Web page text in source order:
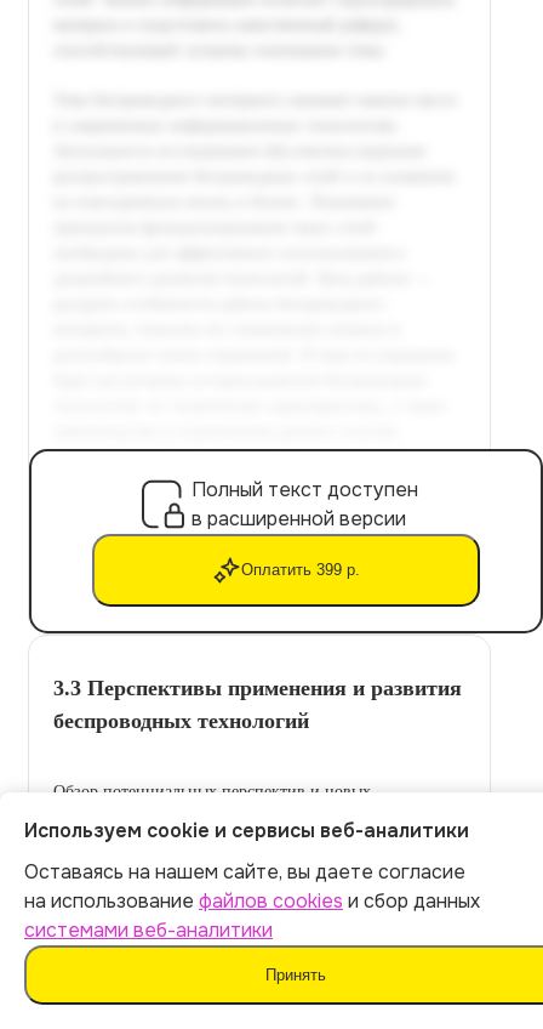
Полный текст доступен
в расширенной версии
Оплатить 399 р.
3.3 Перспективы применения и развития
беспроводных технологий
Обзор потенциальных перспектив и новых
технологий.
Итог:399р.
Оплатить
Используем cookie и сервисы веб-аналитики
Оставаясь на нашем сайте, вы даете согласие
на использование файлов cookies и сбор данных
системами веб-аналитики
Принять